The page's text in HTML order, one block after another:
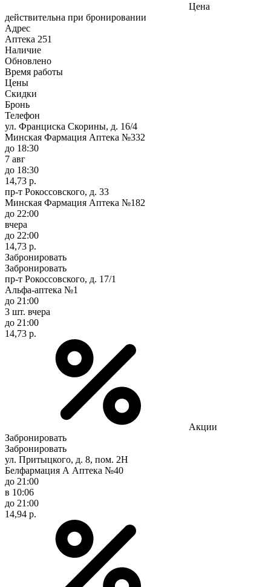
Цена
действительна при бронировании
Адрес
Аптека 251
Наличие
Обновлено
Время работы
Цены
Скидки
Бронь
Телефон
ул. Франциска Скорины, д. 16/4
Минская Фармация Аптека №332
до 18:30
7 авг
до 18:30
14,73 р.
пр-т Рокоссовского, д. 33
Минская Фармация Аптека №182
до 22:00
вчера
до 22:00
14,73 р.
Забронировать
Забронировать
пр-т Рокоссовского, д. 17/1
Альфа-аптека №1
до 21:00
3 шт. вчера
до 21:00
14,73 р.
Акции
Забронировать
Забронировать
ул. Притыцкого, д. 8, пом. 2Н
Белфармация А Аптека №40
до 21:00
в 10:06
до 21:00
14,94 р.